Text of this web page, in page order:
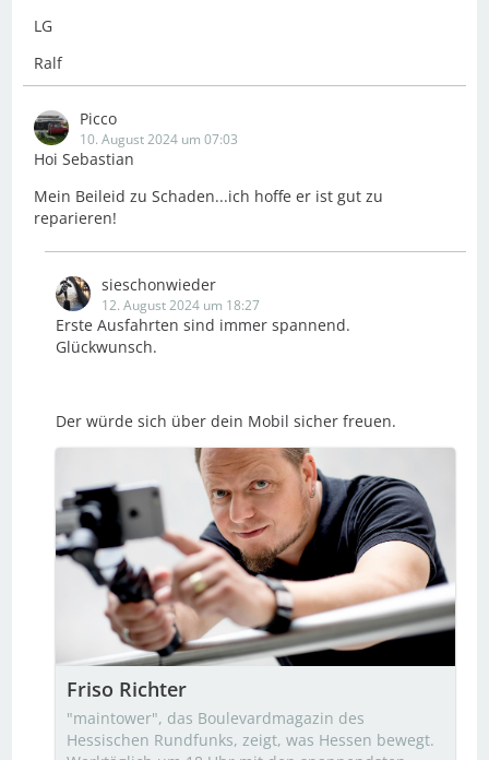
LG
Ralf
Picco
10. August 2024 um 07:03
Hoi Sebastian
Mein Beileid zu Schaden...ich hoffe er ist gut zu
reparieren!
sieschonwieder
12. August 2024 um 18:27
Erste Ausfahrten sind immer spannend.
Glückwunsch.
Der würde sich über dein Mobil sicher freuen.
Friso Richter
"maintower", das Boulevardmagazin des
Hessischen Rundfunks, zeigt, was Hessen bewegt.